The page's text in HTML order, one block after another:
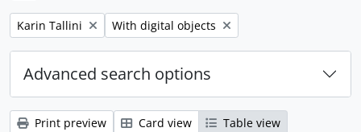
Remove filter:
Karin Tallini Remove filter:
With digital objects
Advanced search options
Print preview Card view
Table view